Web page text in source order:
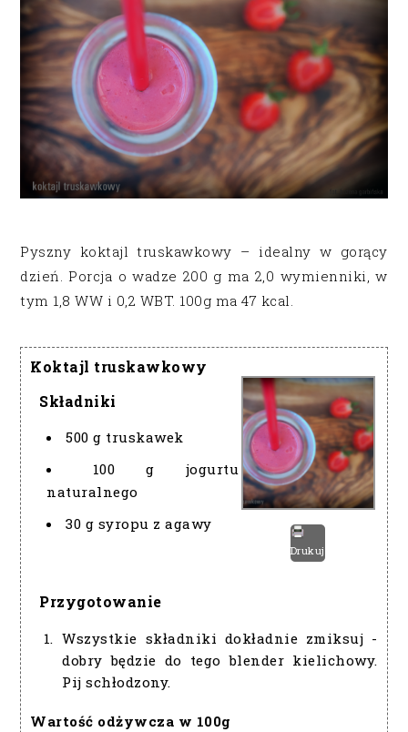
Pyszny koktajl truskawkowy – idealny w gorący
dzień. Porcja o wadze 200 g ma 2,0 wymienniki, w
tym 1,8 WW i 0,2 WBT. 100g ma 47 kcal.
Koktajl truskawkowy
Drukuj
Składniki
500 g truskawek
100 g jogurtu
naturalnego
30 g syropu z agawy
Przygotowanie
Wszystkie składniki dokładnie zmiksuj -
dobry będzie do tego blender kielichowy.
Pij schłodzony.
Wartość odżywcza w 100g